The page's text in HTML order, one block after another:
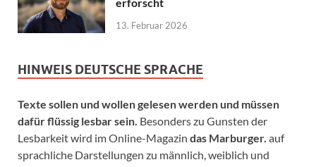
erforscht
13. Februar 2026
HINWEIS DEUTSCHE SPRACHE
Texte sollen und wollen gelesen werden und müssen
dafür flüssig lesbar sein. Besonders zu Gunsten der
Lesbarkeit wird im Online-Magazin das Marburger. auf
sprachliche Darstellungen zu männlich, weiblich und